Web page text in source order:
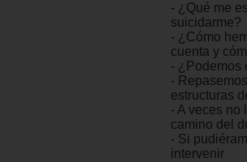
- ¿Qué me
suicidarme?
- ¿Cómo
cuenta y
- ¿Podemos
-
estructuras
- A veces no
camino del
- Si
intervenir